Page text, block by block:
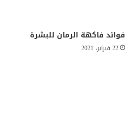
فوائد فاكهة الرمان للبشرة
22 فبراير، 2021